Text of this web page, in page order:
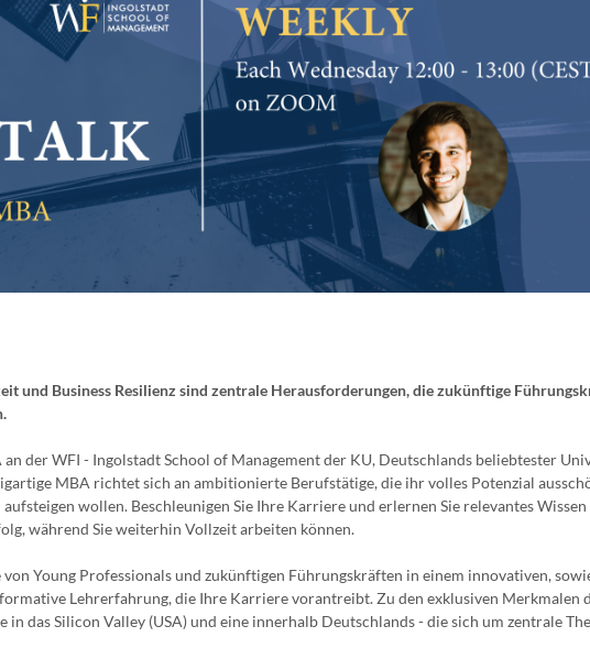
und Business Resilienz sind zentrale Herausforderungen, die zukünftige
der WFI - Ingolstadt School of Management der KU, Deutschlands beliebtester
MBA richtet sich an ambitionierte Berufstätige, die ihr volles Potenzial
wollen. Beschleunigen Sie Ihre Karriere und erlernen Sie relevantes Wissen
während Sie weiterhin Vollzeit arbeiten können.
Young Professionals und zukünftigen Führungskräften in einem innovativen,
Lehrerfahrung, die Ihre Karriere vorantreibt. Zu den exklusiven Merkmalen
in das Silicon Valley (USA) und eine innerhalb Deutschlands - die sich um zentrale